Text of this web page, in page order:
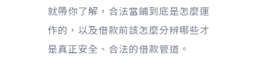
就帶你了解，合法當鋪到底是怎麼運
作的，以及借款前該怎麼分辨哪些才
是真正安全、合法的借款管道。